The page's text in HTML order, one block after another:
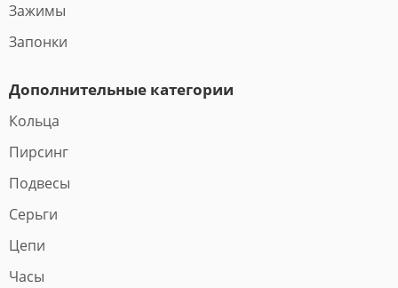
Зажимы
Запонки
Дополнительные категории
Кольца
Пирсинг
Подвесы
Серьги
Цепи
Часы